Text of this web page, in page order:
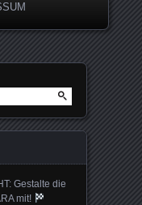
Gestalte die
mit!